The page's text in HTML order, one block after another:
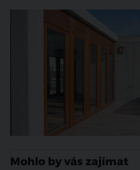
Mohlo by vás zajímat